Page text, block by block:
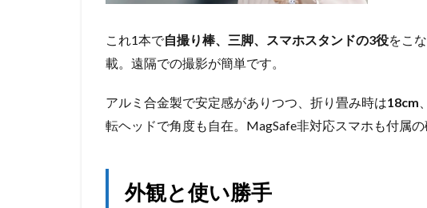
これ1本で自撮り棒、三脚、スマホスタンドの3役をこ
載。遠隔での撮影が簡単です。
アルミ合金製で安定感がありつつ、折り畳み時は18cm
転ヘッドで角度も自在。MagSafe非対応スマホも付属の
外観と使い勝手